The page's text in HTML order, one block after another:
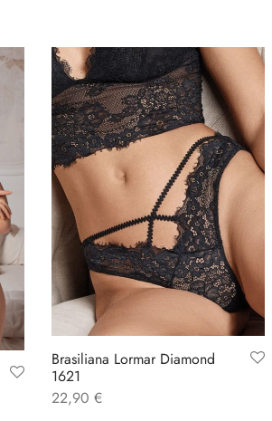
Brasiliana Lormar Diamond
1621
22,90 €